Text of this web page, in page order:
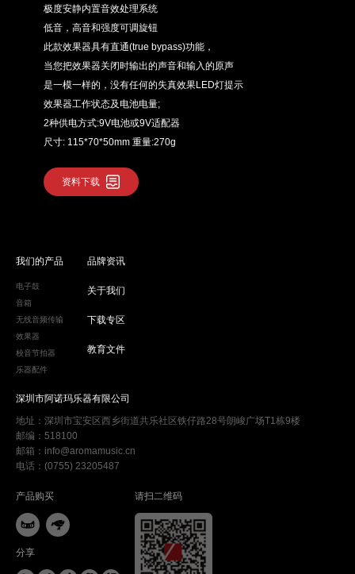
极度安静内置音效处理系统
低音，高音和强度可调旋钮
此款效果器具有直通(true bypass)功能，
当您把效果器关闭时输出的声音和输入的原声
是一模一样的，没有任何的失真效果LED灯提示
效果器工作状态及电池电量;
2种供电方式:9V电池或9V适配器
尺寸: 115*70*50mm 重量:270g
资料下载
我们的产品
电子鼓
音箱
无线音频传输
效果器
校音节拍器
乐器配件
品牌资讯
关于我们
下载专区
教育文件
深圳市阿诺玛乐器有限公司
地址：深圳市宝安区西乡街道共乐社区铁仔路28号朗峻广场T1栋9楼
邮编：518100
邮箱：info@aromamusic.cn
电话：(0755) 23205487
产品购买
 
分享
请扫二维码